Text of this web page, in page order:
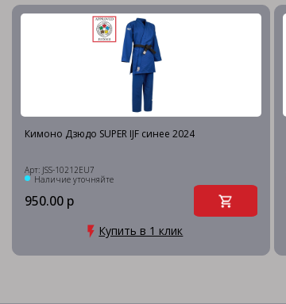
Кимоно Дзюдо SUPER IJF синее 2024
Арт: JSS-10212EU7
Наличие уточняйте
950.00 р
Купить в 1 клик